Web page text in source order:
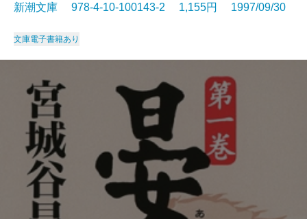
新潮文庫 978-4-10-100143-2 1,155円 1997/09/30
文庫電子書籍あり